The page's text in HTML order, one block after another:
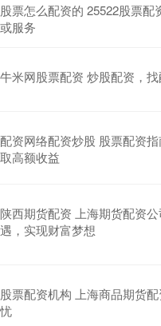
股票怎么配资的 25522股票
或服务
牛米网股票配资 炒股配资，
配资网络配资炒股 股票配资
取高额收益
陕西期货配资 上海期货配资
遇，实现财富梦想
股票配资机构 上海商品期货
忧